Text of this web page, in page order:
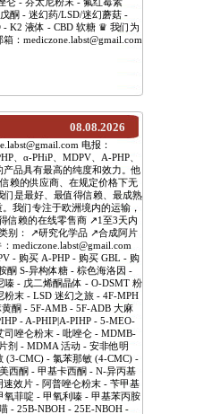
仑 - 芬太尼粉末 - 氟红霉素
酮 - 迷幻药/LSD/迷幻蘑菇 -
- K2 液体 - CBD 软糖 ♛ 我们为
：mediczone.labst@gmail.com
08.08.2026
电报：
、α-PHiP、MDPV、A-PHP、
品具有最高的纯度和效力。他
赖的供应商、在规定价格下无
是最好、最值得信赖、最成熟
我们专注于欧洲境内的运输，
信赖的在线零售商 ↗️1至3天内
别： ↗️研究化学品 ↗️合成阿片
mediczone.labst@gmail.com
- 购买 A-PHP - 购买 GBL - 购
酮 S-异构体糖 - 棕色海洛因 -
嗪 - 戊二烯酮晶体 - O-DSMT 粉
末 - LSD 迷幻之旅 - 4F-MPH
酮 - 5F-AMB - 5F-ADB 大麻
- A-PHIP|A-PIHP - 5-MEO-
司唑仑粉末 - 吡唑仑 - MDMB-
剂 - MDMA 活动 - 安非他明
(3-CMC) - 氯苯那敏 (4-CMC) -
西酮 - 甲基卡西酮 - N-异丙基
效片 - 阿普唑仑粉末 - 苄甲基
氧菲啶 - 甲氧利嗪 - 甲基苯丙胺
- 25B-NBOH - 25E-NBOH -